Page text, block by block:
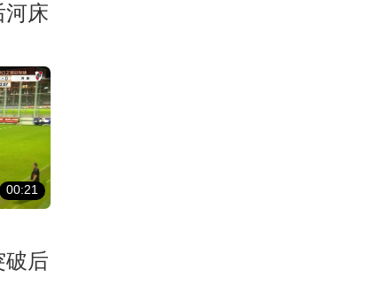
河床
00:21
破后